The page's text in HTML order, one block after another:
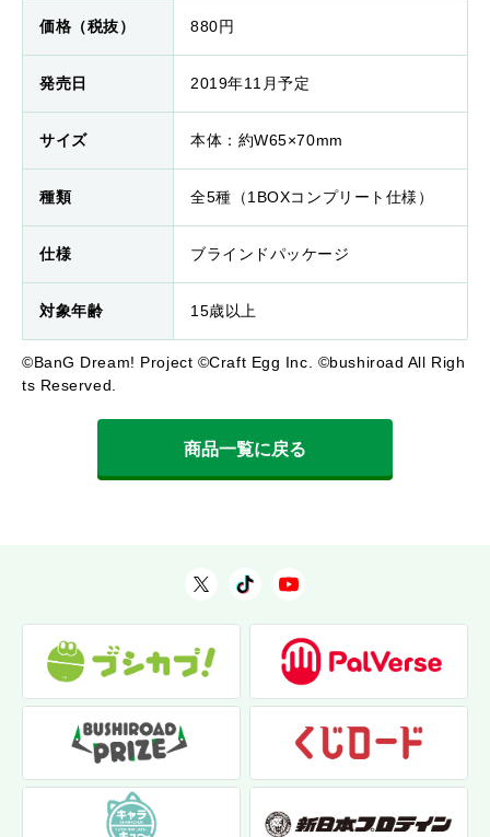
価格（税抜） 880円
発売日 2019年11月予定
サイズ 本体：約W65×70mm
種類 全5種（1BOXコンプリート仕様）
仕様 ブラインドパッケージ
対象年齢 15歳以上
©BanG Dream! Project ©Craft Egg Inc. ©bushiroad All Righ
ts Reserved.
商品一覧に戻る